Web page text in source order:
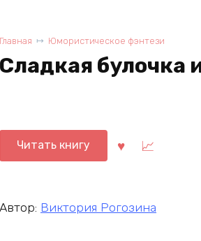
Главная Юмористическое фэнтези
Сладкая булочка
Читать книгу
Автор: Виктория Рогозина